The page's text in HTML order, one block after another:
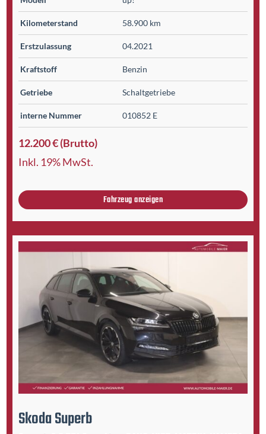
Kilometer­stand 58.900 km
Erst­zulassung 04.2021
Kraftstoff Benzin
Getriebe Schaltgetriebe
interne Nummer 010852 E
12.200 € (Brutto)
Inkl. 19% MwSt.
Fahrzeug anzeigen
SkodaSuperb